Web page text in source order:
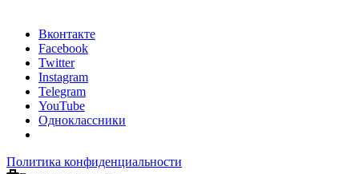
Вконтакте
Facebook
Twitter
Instagram
Telegram
YouTube
Одноклассники
Политика конфиденциальности